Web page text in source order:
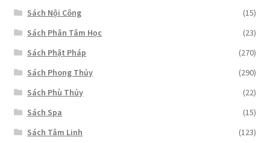
Sách Nội Công
(15)
Sách Phân Tâm Học
(23)
Sách Phật Pháp
(270)
Sách Phong Thủy
(290)
Sách Phù Thủy
(22)
Sách Spa
(15)
Sách Tâm Linh
(123)